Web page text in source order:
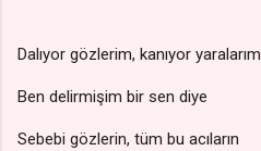
Dalıyor gözlerim, kanıyor yaralarım
Ben delirmişim bir sen diye
Sebebi gözlerin, tüm bu acıların